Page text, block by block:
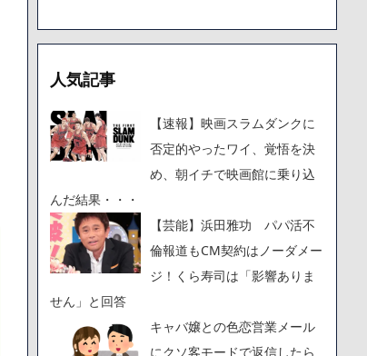
人気記事
【速報】映画スラムダンクに
否定的やったワイ、覚悟を決
め、朝イチで映画館に乗り込
んだ結果・・・
【芸能】浜田雅功 パパ活不
倫報道もCM契約はノーダメー
ジ！くら寿司は「影響ありま
せん」と回答
キャバ嬢との色恋営業メール
にクソ客モードで返信したら